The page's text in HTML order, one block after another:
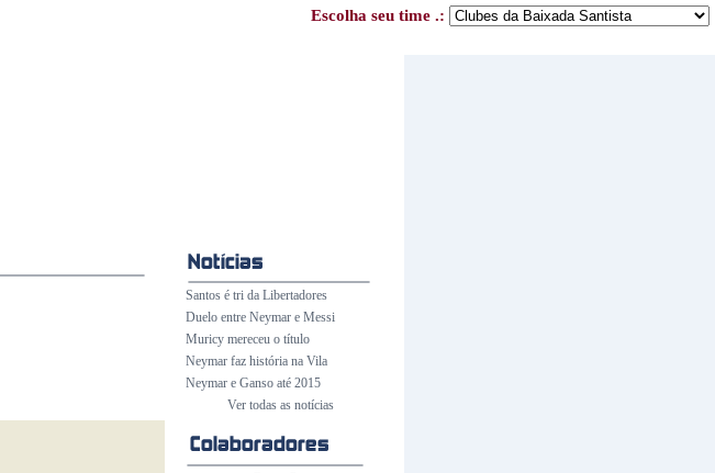
Escolha seu time .:
Santos é tri da Libertadores
Duelo entre Neymar e Messi
Muricy mereceu o título
Neymar faz história na Vila
Neymar e Ganso até 2015
Ver todas as notícias